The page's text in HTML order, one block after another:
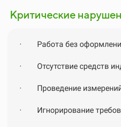
Критические
· Работа без
· Отсутствие средств
· Проведение
· Игнорирование